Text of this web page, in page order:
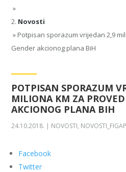
»
Novosti
» Potpisan sporazum vrijedan 2,9
Gender akcionog plana BiH
POTPISAN SPORAZUM
MILIONA KM ZA
AKCIONOG PLANA BIH
24.10.2018. | NOVOSTI, NOVOSTI_FIGAP
Facebook
Twitter